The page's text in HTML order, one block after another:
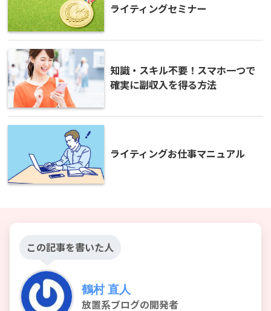
ライティングセミナー
知識・スキル不要！スマホ一つで
確実に副収入を得る方法
ライティングお仕事マニュアル
この記事を書いた人
鶴村 直人
放置系ブログの開発者